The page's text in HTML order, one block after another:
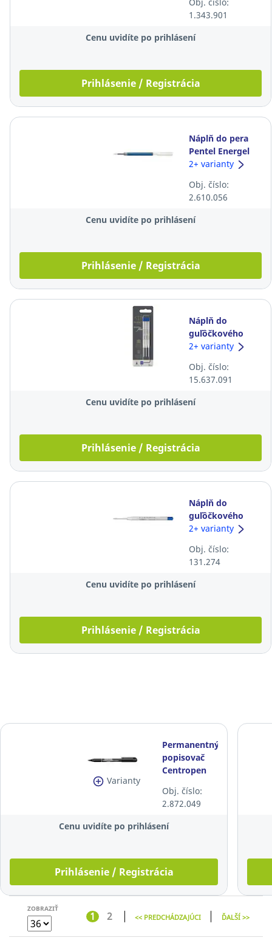
1.343.901
Cenu uvidíte po prihlásení
Prihlásenie / Registrácia
Náplň do pera
Pentel Energel
BLN75, 0,5 mm
2+ varianty
Obj. číslo:
2.610.056
Cenu uvidíte po prihlásení
Prihlásenie / Registrácia
Náplň do
guľôčkového
pera Parker,
mm, modrá, 3
ks/balenie
2+ varianty
Obj. číslo:
15.637.091
Cenu uvidíte po prihlásení
Prihlásenie / Registrácia
Náplň do
guľôčkového
pera Parker, 0,5
2+ varianty
Obj. číslo:
131.274
Cenu uvidíte po prihlásení
Prihlásenie / Registrácia
Varianty
Permanentný
popisovač
Centropen
hrot, čierny
Obj. číslo:
2.872.049
Cenu uvidíte po prihlásení
Prihlásenie / Registrácia
ZOBRAZIŤ
1 2 << PREDCHÁDZAJÚCI ĎALŠÍ >>